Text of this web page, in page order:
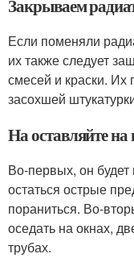
Закрываем
Если поменяли
их также следует
смесей и краски. Их
засохшей
На оставляйте
Во-первых, он
остаться острые
пораниться. Во-
оседать на окнах,
трубах.